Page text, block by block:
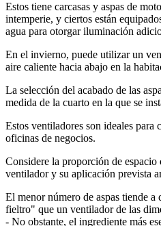
Estos tiene carcasas y aspas de
intemperie, y ciertos están
agua para otorgar iluminación
En el invierno, puede utilizar un
aire caliente hacia abajo en la
La selección del acabado de las
medida de la cuarto en la que se
Estos ventiladores son ideales
oficinas de negocios.
Considere la proporción de espacio
ventilador y su aplicación prevista
El menor número de aspas tiende
fieltro" que un ventilador de las
- No obstante, el ingrediente más